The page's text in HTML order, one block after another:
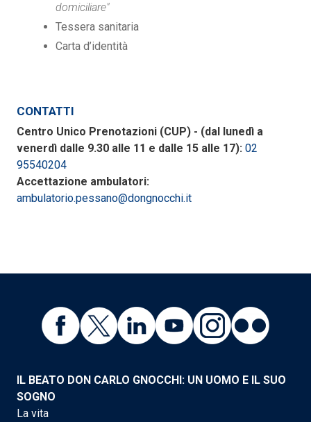
domiciliare"
Tessera sanitaria
Carta d’identità
CONTATTI
Centro Unico Prenotazioni (CUP) - (dal lunedì a
venerdì dalle 9.30 alle 11 e dalle 15 alle 17): 02
95540204
Accettazione ambulatori:
ambulatorio.pessano@dongnocchi.it
IL BEATO DON CARLO GNOCCHI: UN UOMO E IL SUO
SOGNO
La vita